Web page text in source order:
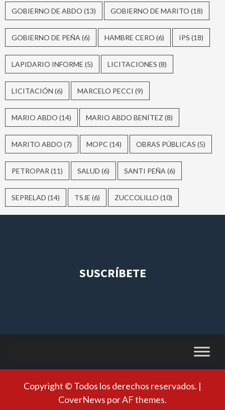
GOBIERNO DE ABDO (13) GOBIERNO DE MARITO (18)
GOBIERNO DE PEÑA (6) HAMBRE CERO (6) IPS (18)
LAPIDARIO INFORME (5) LICITACIONES (8)
LICITACIÓN (6) MARCELO PECCI (9)
MARIO ABDO (14) MARIO ABDO BENÍTEZ (8)
MARITO ABDO (7) MOPC (14) OBRAS PÚBLICAS (5)
PETROPAR (11) SALUD (6) SANTI PEÑA (6)
SEPRELAD (14) TSJE (6) ZUCCOLILLO (10)
SUSCRÍBETE
Copyright © Todos los derechos reservados. |
CoverNews por AF themes.